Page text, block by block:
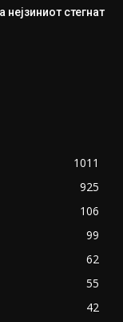
нејзиниот стегнат
1011
925
106
99
62
55
42